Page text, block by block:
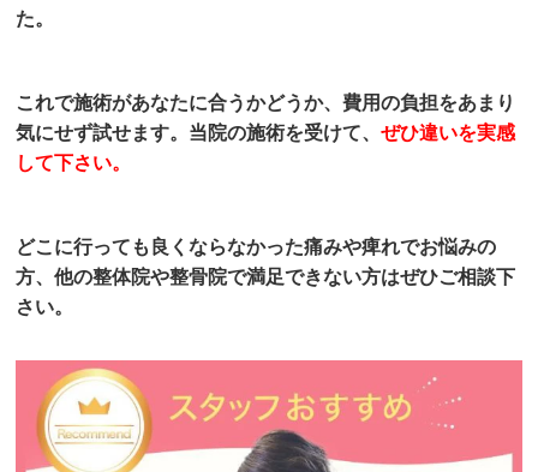
た。
これで施術があなたに合うかどうか、費用の負担をあまり
気にせず試せます。当院の施術を受けて、ぜひ違いを実感
して下さい。
どこに行っても良くならなかった痛みや痺れでお悩みの
方、他の整体院や整骨院で満足できない方はぜひご相談下
さい。